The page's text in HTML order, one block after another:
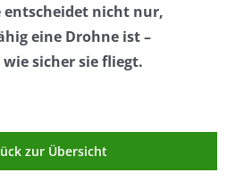
entscheidet nicht nur,
eine Drohne ist –
sicher sie fliegt.
zur Übersicht